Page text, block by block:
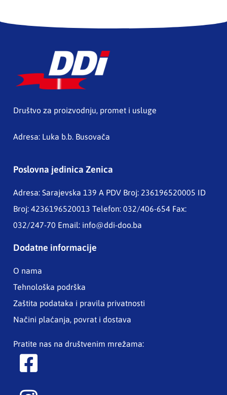
Društvo za proizvodnju, promet i usluge
Adresa: Luka b.b. Busovača
Poslovna jedinica Zenica
Adresa: Sarajevska 139 A PDV Broj: 236196520005 ID
Broj: 4236196520013 Telefon: 032/406-654 Fax:
032/247-70 Email: info@ddi-doo.ba
Dodatne informacije
O nama
Tehnološka podrška
Zaštita podataka i pravila privatnosti
Načini plaćanja, povrat i dostava
Pratite nas na društvenim mrežama: